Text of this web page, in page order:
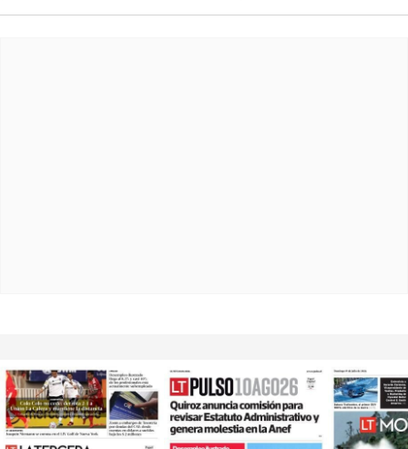
Opens in new window Opens in